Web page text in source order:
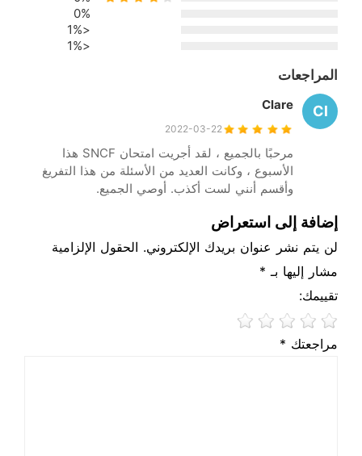
0%
<1%
<1%
المراجعات
Cl
Clare
2022-03-22
مرحبًا بالجميع ، لقد أجريت امتحان SNCF هذا
الأسبوع ، وكانت العديد من الأسئلة من هذا التفريغ
وأقسم أنني لست أكذب. أوصي الجميع.
إضافة إلى استعراض
لن يتم نشر عنوان بريدك الإلكتروني. الحقول الإلزامية
مشار إليها بـ *
تقييمك:
مراجعتك *